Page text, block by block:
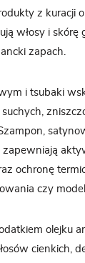
z kuracji
włosy i skórę
zapach.
i tsubaki
ochronę
czy
olejku
cienkich,